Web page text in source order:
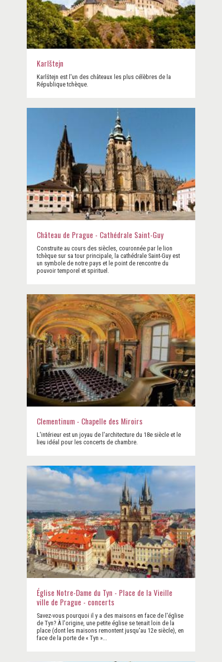
Karlštejn
Karlštejn est l'un des châteaux les plus célèbres de la
République tchèque.
Château de Prague - Cathédrale Saint-Guy
Construite au cours des siècles, couronnée par le lion
tchèque sur sa tour principale, la cathédrale Saint-Guy est
un symbole de notre pays et le point de rencontre du
pouvoir temporel et spirituel.
Clementinum - Chapelle des Miroirs
L'intérieur est un joyau de l'architecture du 18e siècle et le
lieu idéal pour les concerts de chambre.
Église Notre-Dame du Tyn - Place de la Vieille
ville de Prague - concerts
Savez-vous pourquoi il y a des maisons en face de l'église
de Tyn? À l'origine, une petite église se tenait loin de la
place (dont les maisons remontent jusqu'au 12e siècle), en
face de la porte de « Tyn »...